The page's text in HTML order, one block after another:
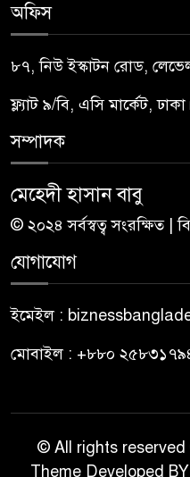
অফিস
৮৭, নিউ ইস্কাটন রোড,
ফ্ল্যাট ৯/বি, এসি মার্কেট, ঢাকা।
সম্পাদক
মেহেদী হাসান বাবু
© ২০২৪ সর্বস্বত্ব সংরক্ষিত |
যোগাযোগ
ইমেইল :
মোবাইল : +৮৮০
© All rights
Theme Developed BY